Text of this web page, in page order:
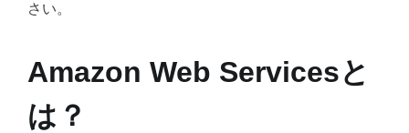
さい。
Amazon Web Servicesと
は？